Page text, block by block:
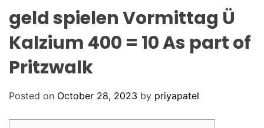
geld spielen Vormittag Ü
Kalzium 400 = 10 As part of
Pritzwalk
Posted on October 28, 2023 by priyapatel